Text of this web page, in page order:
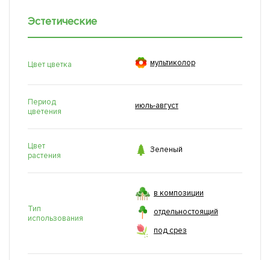
Эстетические
Цвет цветка  мультиколор
Период
цветения
июль-август
Цвет
растения
 Зеленый
Тип
использования
в композиции
отдельностоящий
под срез